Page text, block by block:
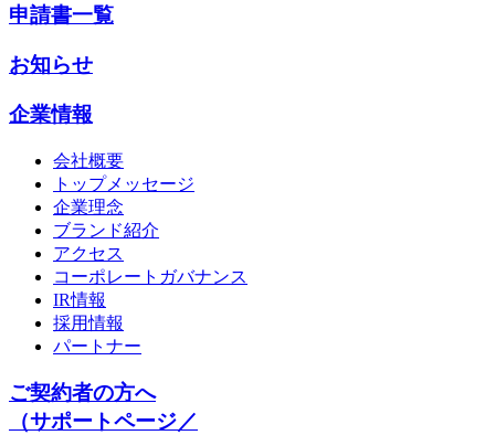
申請書一覧
お知らせ
企業情報
会社概要
トップメッセージ
企業理念
ブランド紹介
アクセス
コーポレートガバナンス
IR情報
採用情報
パートナー
ご契約者の方へ
（サポートページ／